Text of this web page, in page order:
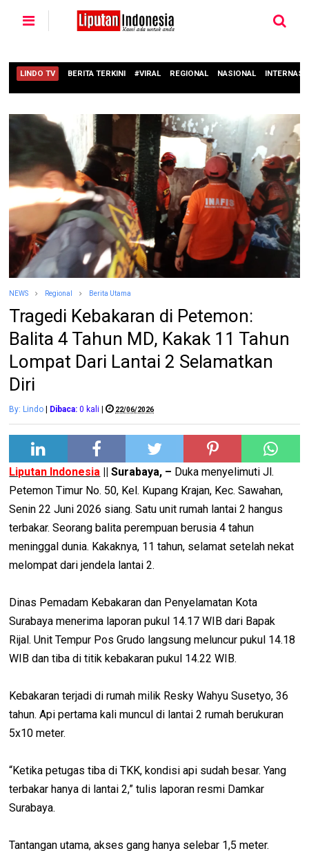
LINDO TV BERITA TERKINI #VIRAL REGIONAL NASIONAL
NEWS Regional Berita Utama
Tragedi Kebakaran di Petemon:
Balita 4 Tahun MD, Kakak 11 Tahun
Lompat Dari Lantai 2 Selamatkan
Diri
By: Lindo | Dibaca: 0 kali | 22/06/2026
Liputan Indonesia || Surabaya, – Duka menyelimuti Jl.
Petemon Timur No. 50, Kel. Kupang Krajan, Kec. Sawahan,
Senin 22 Juni 2026 siang. Satu unit rumah lantai 2 hangus
terbakar. Seorang balita perempuan berusia 4 tahun
meninggal dunia. Kakaknya, 11 tahun, selamat setelah nekat
melompat dari jendela lantai 2.
Dinas Pemadam Kebakaran dan Penyelamatan Kota
Surabaya menerima laporan pukul 14.17 WIB dari Bapak
Rijal. Unit Tempur Pos Grudo langsung meluncur pukul 14.18
WIB dan tiba di titik kebakaran pukul 14.22 WIB.
Kebakaran terjadi di rumah milik Resky Wahyu Susetyo, 36
tahun. Api pertama kali muncul di lantai 2 rumah berukuran
5x10 meter.
“Ketika petugas tiba di TKK, kondisi api sudah besar. Yang
terbakar hanya di lantai 2,” tulis laporan resmi Damkar
Surabaya.
Tantangan utama, akses gang hanya selebar 1,5 meter.